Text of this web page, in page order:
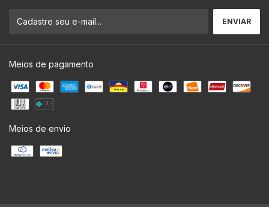
Meios de pagamento
Meios de envio